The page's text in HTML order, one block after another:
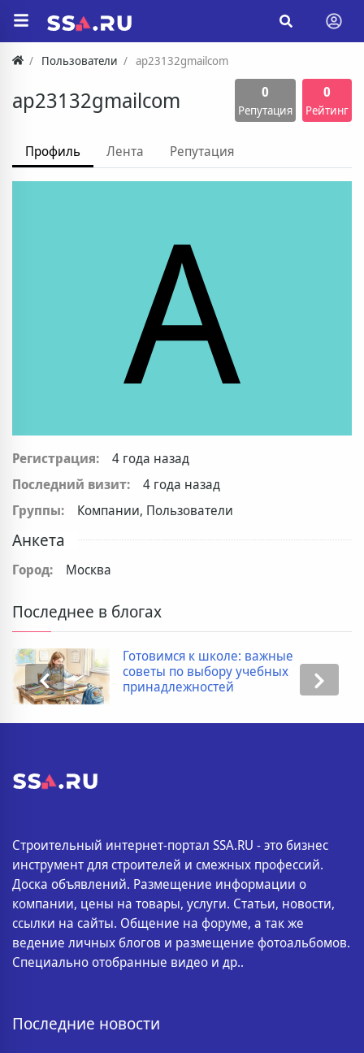
Пользователи ap23132gmailcom
ap23132gmailcom 0
Репутация
0
Рейтинг
Профиль Лента Репутация
A
Регистрация:
4 года назад
Последний визит:
4 года назад
Группы:
Компании, Пользователи
Анкета
Город: Москва
Последнее в блогах
Готовимся к школе: важные
советы по выбору учебных
принадлежностей
Строительный интернет-портал SSA.RU - это бизнес
инструмент для строителей и смежных профессий.
Доска объявлений. Размещение информации о
компании, цены на товары, услуги. Статьи, новости,
ссылки на сайты. Общение на форуме, а так же
ведение личных блогов и размещение фотоальбомов.
Специально отобранные видео и др..
Последние новости